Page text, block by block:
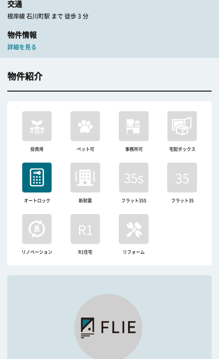
交通
根岸線 石川町駅 まで 徒歩 3 分
物件情報
詳細を見る
物件紹介
投資用 ペット可 事務所可 宅配ボックス
オートロック 新耐震 フラット35S フラット35
リノベーション R1住宅 リフォーム